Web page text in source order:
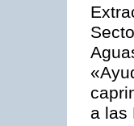
a las